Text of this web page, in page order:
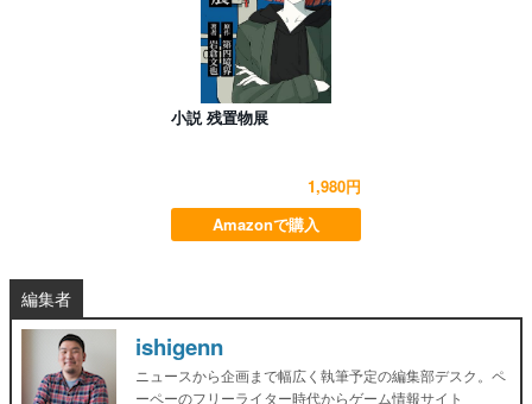
小説 残置物展
1,980円
Amazonで購入
編集者
ishigenn
ニュースから企画まで幅広く執筆予定の編集部デスク。ペ
ーペーのフリーライター時代からゲーム情報サイト